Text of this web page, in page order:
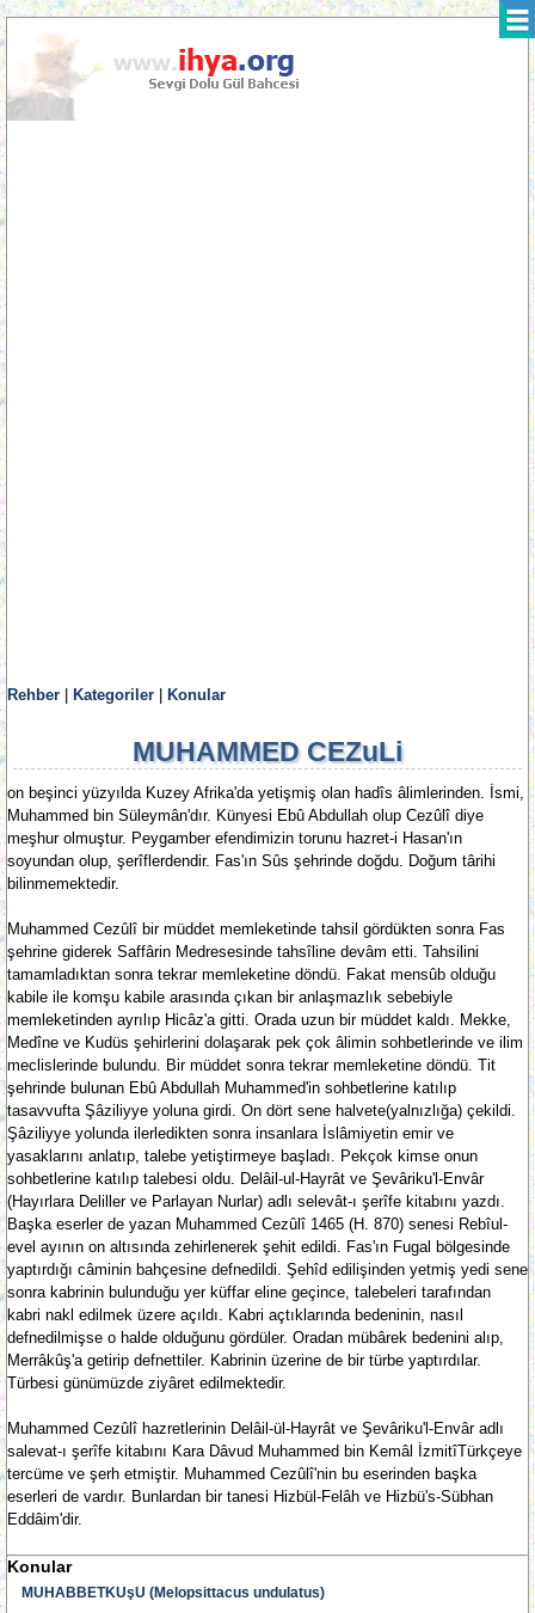
Rehber Kategoriler Konular
MUHAMMED CEZuLi
on beşinci yüzyılda Kuzey Afrika'da yetişmiş olan hadîs âlimlerinden. İsmi,
Muhammed bin Süleymân'dır. Künyesi Ebû Abdullah olup Cezûlî diye
meşhur olmuştur. Peygamber efendimizin torunu hazret-i Hasan'ın
soyundan olup, şerîflerdendir. Fas'ın Sûs şehrinde doğdu. Doğum târihi
bilinmemektedir.
Muhammed Cezûlî bir müddet memleketinde tahsil gördükten sonra Fas
şehrine giderek Saffârin Medresesinde tahsîline devâm etti. Tahsilini
tamamladıktan sonra tekrar memleketine döndü. Fakat mensûb olduğu
kabile ile komşu kabile arasında çıkan bir anlaşmazlık sebebiyle
memleketinden ayrılıp Hicâz'a gitti. Orada uzun bir müddet kaldı. Mekke,
Medîne ve Kudüs şehirlerini dolaşarak pek çok âlimin sohbetlerinde ve ilim
meclislerinde bulundu. Bir müddet sonra tekrar memleketine döndü. Tit
şehrinde bulunan Ebû Abdullah Muhammed'in sohbetlerine katılıp
tasavvufta Şâziliyye yoluna girdi. On dört sene halvete(yalnızlığa) çekildi.
Şâziliyye yolunda ilerledikten sonra insanlara İslâmiyetin emir ve
yasaklarını anlatıp, talebe yetiştirmeye başladı. Pekçok kimse onun
sohbetlerine katılıp talebesi oldu. Delâil-ul-Hayrât ve Şevâriku'l-Envâr
(Hayırlara Deliller ve Parlayan Nurlar) adlı selevât-ı şerîfe kitabını yazdı.
Başka eserler de yazan Muhammed Cezûlî 1465 (H. 870) senesi Rebîul-
evel ayının on altısında zehirlenerek şehit edildi. Fas'ın Fugal bölgesinde
yaptırdığı câminin bahçesine defnedildi. Şehîd edilişinden yetmiş yedi sene
sonra kabrinin bulunduğu yer küffar eline geçince, talebeleri tarafından
kabri nakl edilmek üzere açıldı. Kabri açtıklarında bedeninin, nasıl
defnedilmişse o halde olduğunu gördüler. Oradan mübârek bedenini alıp,
Merrâkûş'a getirip defnettiler. Kabrinin üzerine de bir türbe yaptırdılar.
Türbesi günümüzde ziyâret edilmektedir.
Muhammed Cezûlî hazretlerinin Delâil-ül-Hayrât ve Şevâriku'l-Envâr adlı
salevat-ı şerîfe kitabını Kara Dâvud Muhammed bin Kemâl İzmitîTürkçeye
tercüme ve şerh etmiştir. Muhammed Cezûlî'nin bu eserinden başka
eserleri de vardır. Bunlardan bir tanesi Hizbül-Felâh ve Hizbü's-Sübhan
Eddâim'dir.
Konular
MUHABBETKUşU (Melopsittacus undulatus)